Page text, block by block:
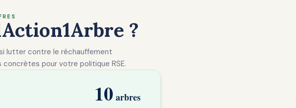
?
lutter contre le réchauffement
pour votre politique RSE.
10 arbres